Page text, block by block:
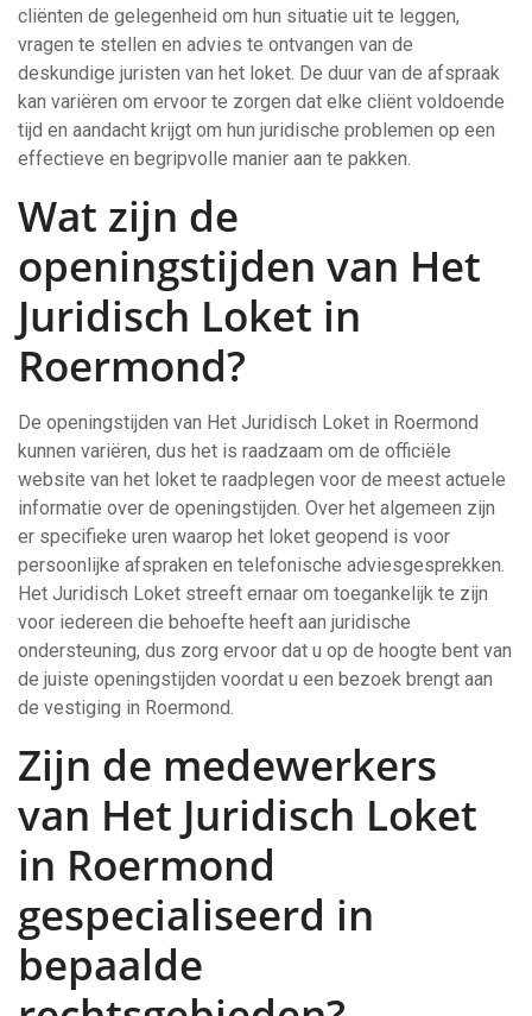
cliënten de gelegenheid om hun situatie uit te leggen,
vragen te stellen en advies te ontvangen van de
deskundige juristen van het loket. De duur van de afspraak
kan variëren om ervoor te zorgen dat elke cliënt voldoende
tijd en aandacht krijgt om hun juridische problemen op een
effectieve en begripvolle manier aan te pakken.
Wat zijn de
openingstijden van Het
Juridisch Loket in
Roermond?
De openingstijden van Het Juridisch Loket in Roermond
kunnen variëren, dus het is raadzaam om de officiële
website van het loket te raadplegen voor de meest actuele
informatie over de openingstijden. Over het algemeen zijn
er specifieke uren waarop het loket geopend is voor
persoonlijke afspraken en telefonische adviesgesprekken.
Het Juridisch Loket streeft ernaar om toegankelijk te zijn
voor iedereen die behoefte heeft aan juridische
ondersteuning, dus zorg ervoor dat u op de hoogte bent van
de juiste openingstijden voordat u een bezoek brengt aan
de vestiging in Roermond.
Zijn de medewerkers
van Het Juridisch Loket
in Roermond
gespecialiseerd in
bepaalde